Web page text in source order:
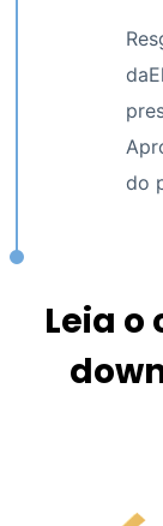
da
do
Leia o